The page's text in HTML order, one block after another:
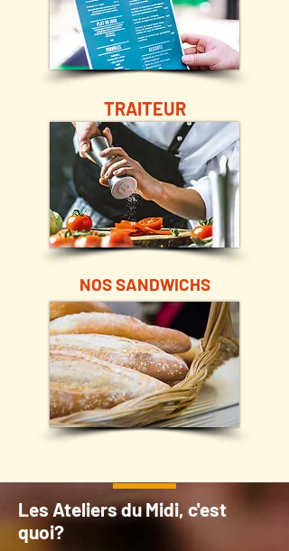
TRAITEUR
NOS SANDWICHS
Les Ateliers du Midi, c'est
quoi?